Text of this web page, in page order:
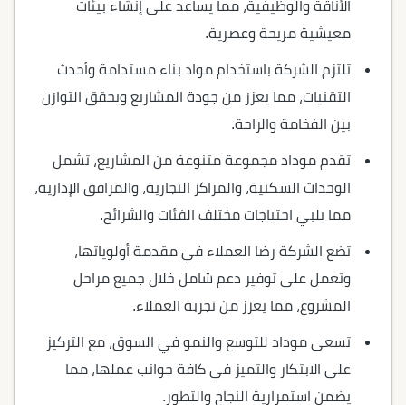
الأناقة والوظيفية، مما يساعد على إنشاء بيئات
معيشية مريحة وعصرية.
تلتزم الشركة باستخدام مواد بناء مستدامة وأحدث
التقنيات، مما يعزز من جودة المشاريع ويحقق التوازن
بين الفخامة والراحة.
تقدم موداد مجموعة متنوعة من المشاريع، تشمل
الوحدات السكنية، والمراكز التجارية، والمرافق الإدارية،
مما يلبي احتياجات مختلف الفئات والشرائح.
تضع الشركة رضا العملاء في مقدمة أولوياتها،
وتعمل على توفير دعم شامل خلال جميع مراحل
المشروع، مما يعزز من تجربة العملاء.
تسعى موداد للتوسع والنمو في السوق، مع التركيز
على الابتكار والتميز في كافة جوانب عملها، مما
يضمن استمرارية النجاح والتطور.